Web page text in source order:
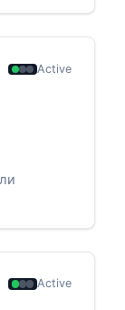
Active
Active